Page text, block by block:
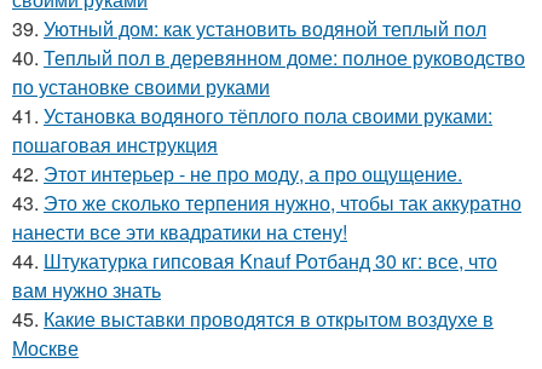
39. Уютный дом: как установить водяной теплый пол
40. Теплый пол в деревянном доме: полное руководство
по установке своими руками
41. Установка водяного тёплого пола своими руками:
пошаговая инструкция
42. Этот интерьер - не про моду, а про ощущение.
43. Это же сколько терпения нужно, чтобы так аккуратно
нанести все эти квадратики на стену!
44. Штукатурка гипсовая Knauf Ротбанд 30 кг: все, что
вам нужно знать
45. Какие выставки проводятся в открытом воздухе в
Москве